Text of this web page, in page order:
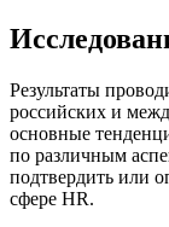
Результаты
российских и
основные
по различным
подтвердить или
сфере HR.